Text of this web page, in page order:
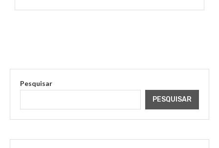
Pesquisar
PESQUISAR